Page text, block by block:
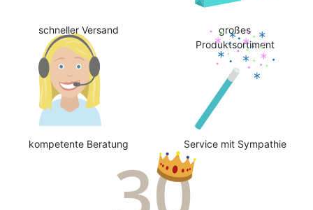
schneller Versand
großes
Produktsortiment
kompetente Beratung Service mit Sympathie